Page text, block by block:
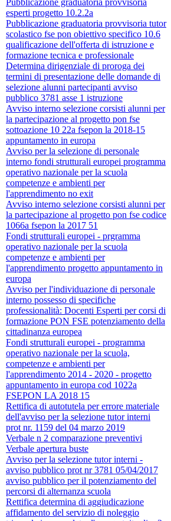
Pubblicazione graduatoria provvisoria
esperti progetto 10.2.2a
Pubblicazione graduatoria provvisoria tutor
scolastico fse pon obiettivo specifico 10.6
qualificazione dell'offerta di istruzione e
formazione tecnica e professionale
Determina dirigenziale di proroga dei
termini di presentazione delle domande di
selezione alunni partecipanti avviso
pubblico 3781 asse 1 istruzione
Avviso interno selezione corsisti alunni per
la partecipazione al progetto pon fse
sottoazione 10 22a fsepon la 2018-15
appuntamento in europa
Avviso per la selezione di personale
interno fondi strutturali europei programma
operativo nazionale per la scuola
competenze e ambienti per
l'apprendimento no exit
Avviso interno selezione corsisti alunni per
la partecipazione al progetto pon fse codice
1066a fsepon la 2017 51
Fondi strutturali europei - prgramma
operativo nazionale per la scuola
competenze e ambienti per
l'apprendimento progetto appuntamento in
europa
Avviso per l'individuazione di personale
interno possesso di specifiche
professionalità: Docenti Esperti per corsi di
formazione PON FSE potenziamento della
cittadinanza europea
Fondi strutturali europei - programma
operativo nazionale per la scuola,
competenze e ambienti per
l'apprendimento 2014 - 2020 - progetto
appuntamento in europa cod 1022a
FSEPON LA 2018 15
Rettifica di autotutela per errore materiale
dell'avviso per la selezione tutor interni
prot nr. 1159 del 04 marzo 2019
Verbale n 2 comparazione preventivi
Verbale apertura buste
Avviso per la selezione tutor interni -
avviso pubblico prot nr 3781 05/04/2017
avviso pubblico per il potenziamento del
percorsi di alternanza scuola
Rettifica determina di aggiudicazione
affidamento del servizio di noleggio